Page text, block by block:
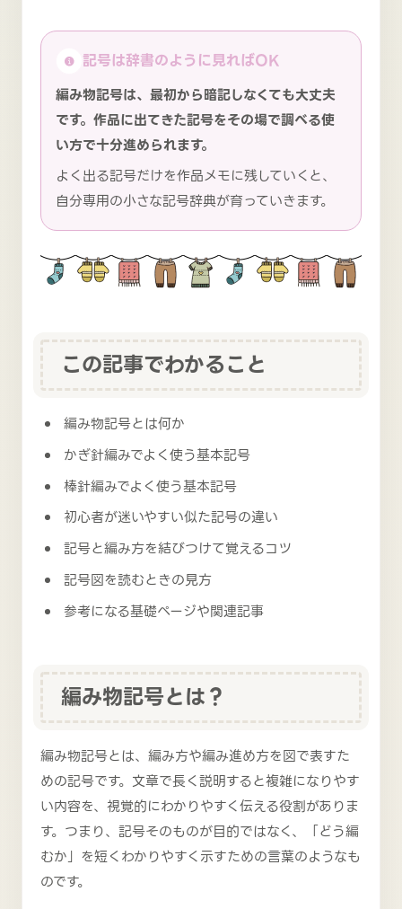
記号は辞書のように見ればOK
編み物記号は、最初から暗記しなくても大丈夫
です。作品に出てきた記号をその場で調べる使
い方で十分進められます。
よく出る記号だけを作品メモに残していくと、
自分専用の小さな記号辞典が育っていきます。
この記事でわかること
編み物記号とは何か
かぎ針編みでよく使う基本記号
棒針編みでよく使う基本記号
初心者が迷いやすい似た記号の違い
記号と編み方を結びつけて覚えるコツ
記号図を読むときの見方
参考になる基礎ページや関連記事
編み物記号とは？
編み物記号とは、編み方や編み進め方を図で表すた
めの記号です。文章で長く説明すると複雑になりやす
い内容を、視覚的にわかりやすく伝える役割がありま
す。つまり、記号そのものが目的ではなく、「どう編
むか」を短くわかりやすく示すための言葉のようなも
のです。